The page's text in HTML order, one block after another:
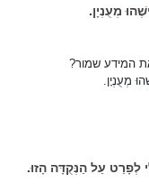
מְעֻנְיָן.
המידע שמור?
מְעֻנְיָן.
לְפָרֵט עַל הַנְּקֻדָּה הָזוּ.